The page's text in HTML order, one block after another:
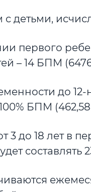
с детьми,
первого
– 14 БПМ
до 12-
БПМ
3 до 18 лет в
составлять